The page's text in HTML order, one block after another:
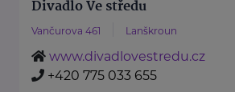
Divadlo Ve středu
Vančurova 461 Lanškroun
www.divadlovestredu.cz
+420 775 033 655